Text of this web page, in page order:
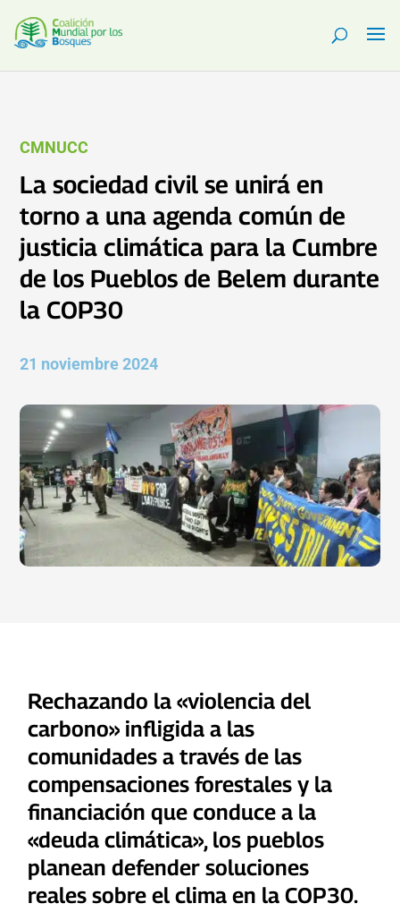
CMNUCC
La sociedad civil se unirá en
torno a una agenda común de
justicia climática para la Cumbre
de los Pueblos de Belem durante
la COP30
21 noviembre 2024
Rechazando la «violencia del
carbono» infligida a las
comunidades a través de las
compensaciones forestales y la
financiación que conduce a la
«deuda climática», los pueblos
planean defender soluciones
reales sobre el clima en la COP30.